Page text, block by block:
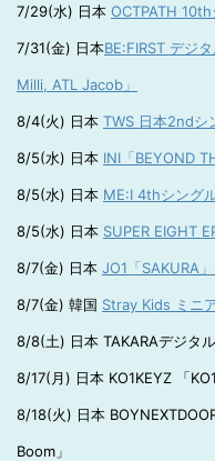
7/29(水) 日本 OCTPATH 10th
7/31(金) 日本BE:FIRST デジ
Milli, ATL Jacob」
8/4(火) 日本 TWS 日本2ndシ
8/5(水) 日本 INI「BEYOND
8/5(水) 日本 ME:I 4thシング
8/5(水) 日本 SUPER EIGHT
8/7(金) 日本 JO1「SAKURA
8/7(金) 韓国 Stray Kids ミニ
8/8(土) 日本 TAKARAデジタ
8/17(月) 日本 KO1KEYZ 「
8/18(火) 日本
Boom」